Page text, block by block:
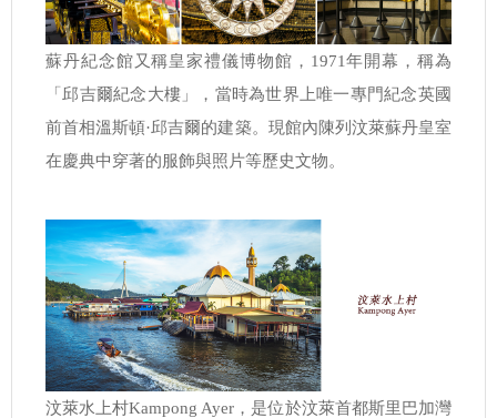
蘇丹紀念館又稱皇家禮儀博物館，1971年開幕，稱為
「邱吉爾紀念大樓」，當時為世界上唯一專門紀念英國
前首相溫斯頓·邱吉爾的建築。現館內陳列汶萊蘇丹皇室
在慶典中穿著的服飾與照片等歷史文物。
汶萊水上村Kampong Ayer，是位於汶萊首都斯里巴加灣